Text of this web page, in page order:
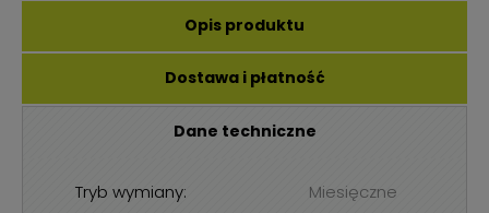
Opis produktu
Dostawa i płatność
Dane techniczne
Tryb wymiany:
Miesięczne